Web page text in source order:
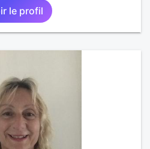
rencontrer, être à l’écoute,
de confiance, pour une
Les voyages et où
le profil